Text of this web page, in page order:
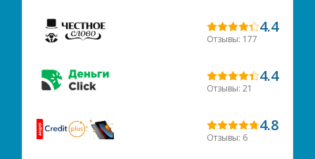
4.4
Отзывы: 177
4.4
Отзывы: 21
4.8
Отзывы: 6